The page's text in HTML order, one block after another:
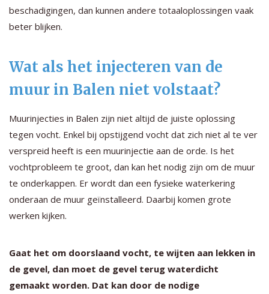
beschadigingen, dan kunnen andere totaaloplossingen vaak
beter blijken.
Wat als het injecteren van de
muur in Balen niet volstaat?
Muurinjecties in Balen zijn niet altijd de juiste oplossing
tegen vocht. Enkel bij opstijgend vocht dat zich niet al te ver
verspreid heeft is een muurinjectie aan de orde. Is het
vochtprobleem te groot, dan kan het nodig zijn om de muur
te onderkappen. Er wordt dan een fysieke waterkering
onderaan de muur geïnstalleerd. Daarbij komen grote
werken kijken.
Gaat het om doorslaand vocht, te wijten aan lekken in
de gevel, dan moet de gevel terug waterdicht
gemaakt worden. Dat kan door de nodige